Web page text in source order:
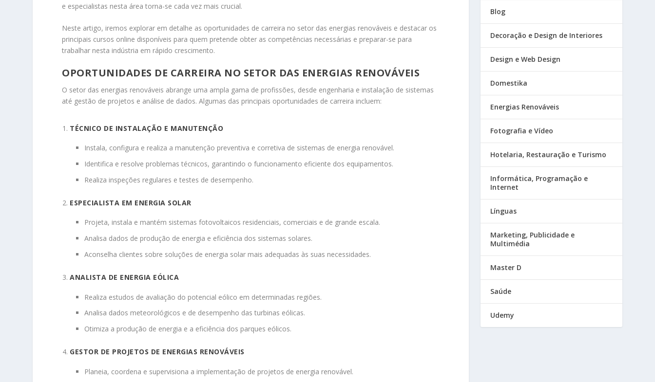
e especialistas nesta área torna-se cada vez mais crucial.
Neste artigo, iremos explorar em detalhe as oportunidades de carreira no setor das energias renováveis e destacar os
principais cursos online disponíveis para quem pretende obter as competências necessárias e preparar-se para
trabalhar nesta indústria em rápido crescimento.
OPORTUNIDADES DE CARREIRA NO SETOR DAS ENERGIAS RENOVÁVEIS
O setor das energias renováveis abrange uma ampla gama de profissões, desde engenharia e instalação de sistemas
até gestão de projetos e análise de dados. Algumas das principais oportunidades de carreira incluem:
TÉCNICO DE INSTALAÇÃO E MANUTENÇÃO
Instala, configura e realiza a manutenção preventiva e corretiva de sistemas de energia renovável.
Identifica e resolve problemas técnicos, garantindo o funcionamento eficiente dos equipamentos.
Realiza inspeções regulares e testes de desempenho.
ESPECIALISTA EM ENERGIA SOLAR
Projeta, instala e mantém sistemas fotovoltaicos residenciais, comerciais e de grande escala.
Analisa dados de produção de energia e eficiência dos sistemas solares.
Aconselha clientes sobre soluções de energia solar mais adequadas às suas necessidades.
ANALISTA DE ENERGIA EÓLICA
Realiza estudos de avaliação do potencial eólico em determinadas regiões.
Analisa dados meteorológicos e de desempenho das turbinas eólicas.
Otimiza a produção de energia e a eficiência dos parques eólicos.
GESTOR DE PROJETOS DE ENERGIAS RENOVÁVEIS
Planeia, coordena e supervisiona a implementação de projetos de energia renovável.
Blog
Decoração e Design de Interiores
Design e Web Design
Domestika
Energias Renováveis
Fotografia e Vídeo
Hotelaria, Restauração e Turismo
Informática, Programação e
Internet
Línguas
Marketing, Publicidade e
Multimédia
Master D
Saúde
Udemy